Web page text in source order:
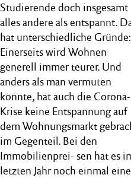
Studierende doch insgesamt
alles andere als entspannt.
hat unterschiedliche Gründe:
Einerseits wird Wohnen
generell immer teurer. Und
anders als man vermuten
könnte, hat auch die Corona-
Krise keine Entspannung auf
dem Wohnungsmarkt
im Gegenteil. Bei den
Immobilienprei- sen hat es
letzten Jahr noch einmal